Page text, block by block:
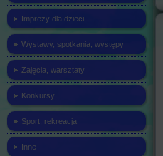
Imprezy dla dzieci
Wystawy, spotkania, występy
Zajęcia, warsztaty
Konkursy
Sport, rekreacja
Inne